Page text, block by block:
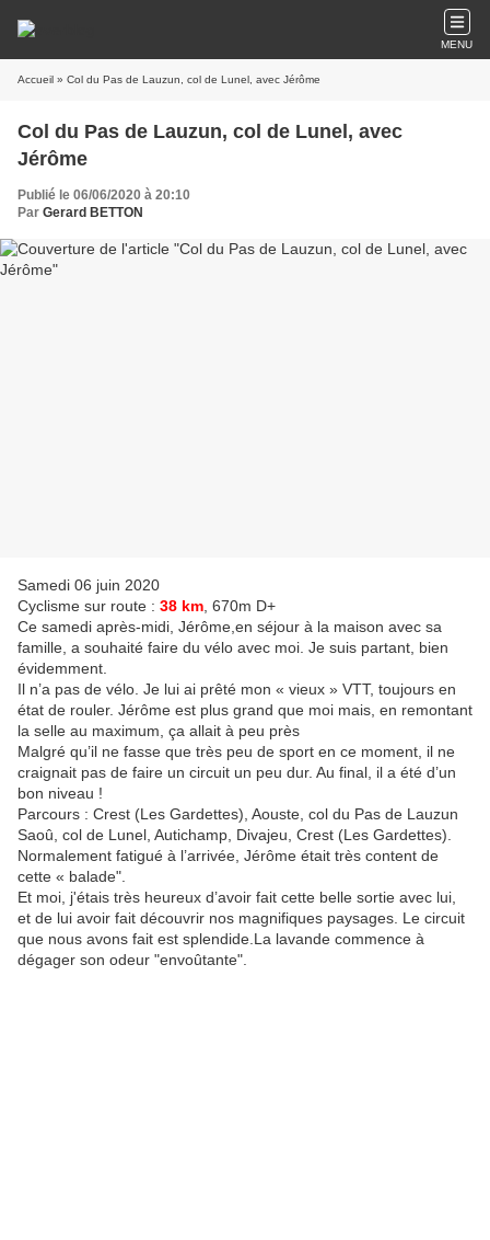
MENU
Accueil » Col du Pas de Lauzun, col de Lunel, avec Jérôme
Col du Pas de Lauzun, col de Lunel, avec
Jérôme
Publié le 06/06/2020 à 20:10
Par Gerard BETTON
Samedi 06 juin 2020
Cyclisme sur route : 38 km , 670m D+
Ce samedi après-midi, Jérôme,en séjour à la maison avec sa
famille, a souhaité faire du vélo avec moi. Je suis partant, bien
évidemment.
Il n’a pas de vélo. Je lui ai prêté mon « vieux » VTT, toujours en
état de rouler. Jérôme est plus grand que moi mais, en remontant
la selle au maximum, ça allait à peu près
Malgré qu’il ne fasse que très peu de sport en ce moment, il ne
craignait pas de faire un circuit un peu dur. Au final, il a été d’un
bon niveau !
Parcours : Crest (Les Gardettes), Aouste, col du Pas de Lauzun
Saoû, col de Lunel, Autichamp, Divajeu, Crest (Les Gardettes).
Normalement fatigué à l’arrivée, Jérôme était très content de
cette « balade".
Et moi, j'étais très heureux d’avoir fait cette belle sortie avec lui,
et de lui avoir fait découvrir nos magnifiques paysages. Le circuit
que nous avons fait est splendide.La lavande commence à
dégager son odeur "envoûtante".